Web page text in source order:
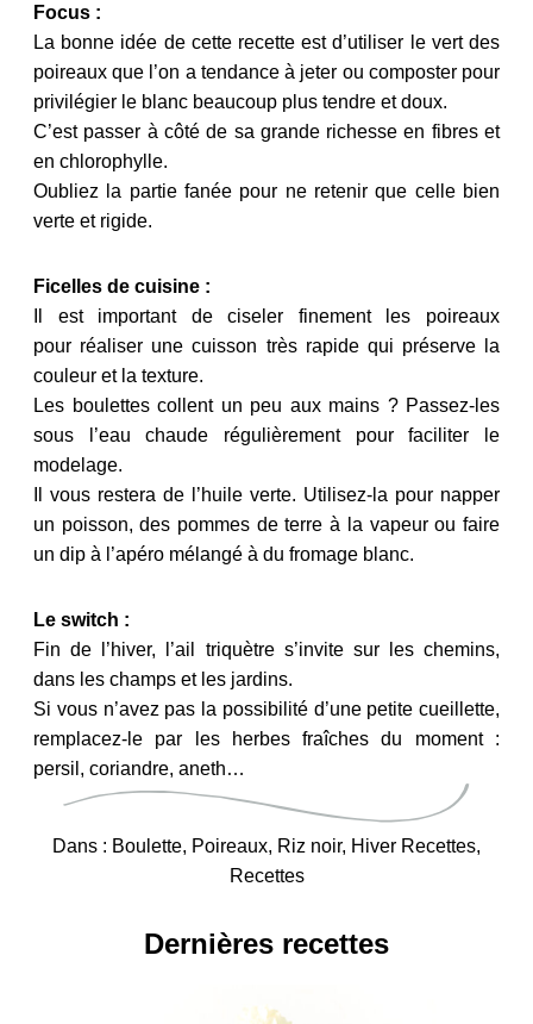
Focus :
La bonne idée de cette recette est d’utiliser le vert des
poireaux que l’on a tendance à jeter ou composter pour
privilégier le blanc beaucoup plus tendre et doux.
C’est passer à côté de sa grande richesse en fibres et
en chlorophylle.
Oubliez la partie fanée pour ne retenir que celle bien
verte et rigide.
Ficelles de cuisine :
Il est important de ciseler finement les poireaux
pour réaliser une cuisson très rapide qui préserve la
couleur et la texture.
Les boulettes collent un peu aux mains ? Passez-les
sous l’eau chaude régulièrement pour faciliter le
modelage.
Il vous restera de l’huile verte. Utilisez-la pour napper
un poisson, des pommes de terre à la vapeur ou faire
un dip à l’apéro mélangé à du fromage blanc.
Le switch :
Fin de l’hiver, l’ail triquètre s’invite sur les chemins,
dans les champs et les jardins.
Si vous n’avez pas la possibilité d’une petite cueillette,
remplacez-le par les herbes fraîches du moment :
persil, coriandre, aneth…
Dans : Boulette, Poireaux, Riz noir, Hiver Recettes,
Recettes
Dernières recettes